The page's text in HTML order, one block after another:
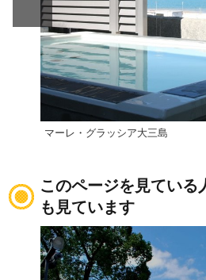
マーレ・グラッシア大三島
このページを見ている
も見ています